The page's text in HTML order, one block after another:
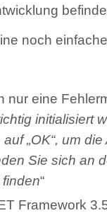
noch
nur eine
initialisiert
„OK“, um
Sie sich an
“
Framework